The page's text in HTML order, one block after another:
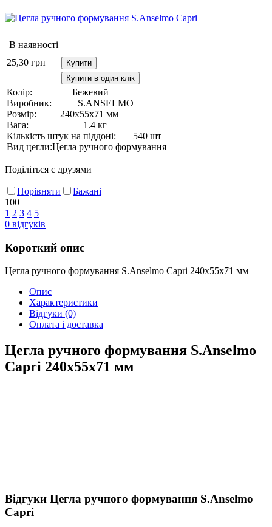
В наявності
25,30 грн
Купити
Купити в один клік
Колір:
Бежевий
Виробник:
S.ANSELMO
Розмір:
240х55х71 мм
Вага:
1.4 кг
Кількість штук на піддоні:
540 шт
Вид цегли:Цегла ручного формування
Поділіться с друзями
Порівняти
Бажані
100
1 2 3 4 5
0 відгуків
Короткий опис
Цегла ручного формування S.Anselmo Capri 240х55х71 мм
Опис
Характеристики
Відгуки (0)
Оплата і доставка
Цегла ручного формування S.Anselmo
Capri 240х55х71 мм
Відгуки Цегла ручного формування S.Anselmo
Capri